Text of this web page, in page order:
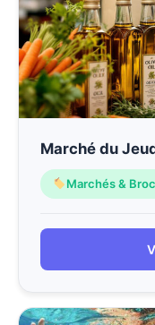
Marché du
Marchés &